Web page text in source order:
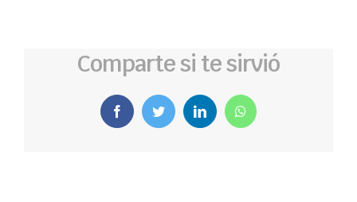
Comparte si te sirvió
FacebookTwitter LinkedInWhatsApp